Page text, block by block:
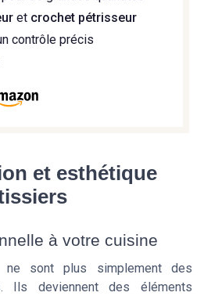
et crochet pétrisseur
contrôle précis
et esthétique
à votre cuisine
sont plus simplement des
Ils deviennent des éléments